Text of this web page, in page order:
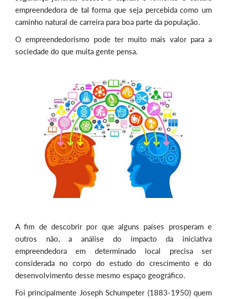
empreendedora de tal forma que seja percebida como um
caminho natural de carreira para boa parte da população.
O empreendedorismo pode ter muito mais valor para a
sociedade do que muita gente pensa.
A fim de descobrir por que alguns países prosperam e
outros não, a análise do impacto da iniciativa
empreendedora em determinado local precisa ser
considerada no corpo do estudo do crescimento e do
desenvolvimento desse mesmo espaço geográfico.
Foi principalmente Joseph Schumpeter (1883-1950) quem